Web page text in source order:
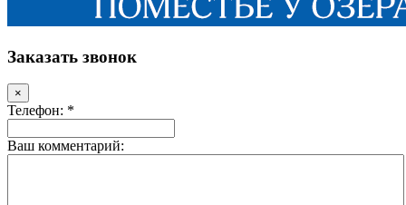
Заказать звонок
×
Телефон: *
Ваш комментарий: